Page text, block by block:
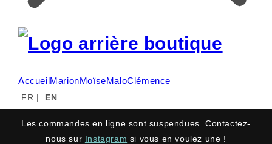
AccueilMarionMoïseMaloClémence
FR | EN
Les commandes en ligne sont suspendues. Contactez-
nous sur Instagram si vous en voulez une !